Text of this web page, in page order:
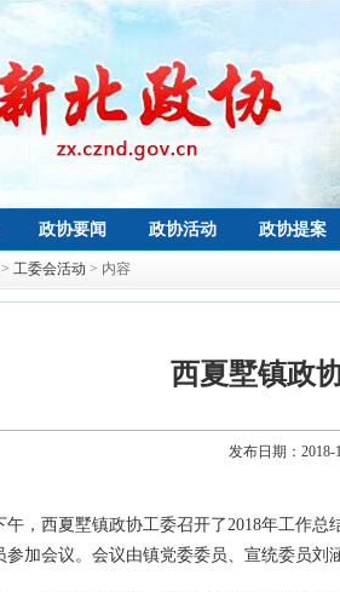
政协要闻 政协活动 政协提案
> 工委会活动 > 内容
西夏墅镇政
发布日期：
午，西夏墅镇政协工委召开了2018年工作
参加会议。会议由镇党委委员、宣统委员刘